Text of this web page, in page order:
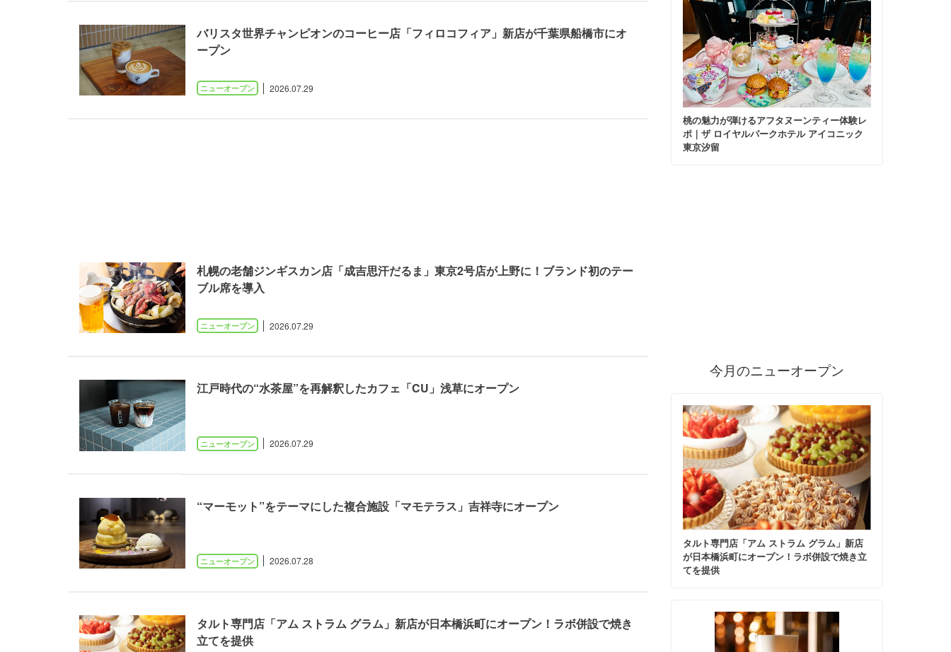
バリスタ世界チャンピオンのコーヒー店「フィロコフィア」新店が千葉県船橋市にオ
ープン
2026.07.29
札幌の老舗ジンギスカン店「成吉思汗だるま」東京2号店が上野に！ブランド初のテー
ブル席を導入
2026.07.29
江戸時代の“水茶屋”を再解釈したカフェ「CU」浅草にオープン
2026.07.29
“マーモット”をテーマにした複合施設「マモテラス」吉祥寺にオープン
2026.07.28
タルト専門店「アム ストラム グラム」新店が日本橋浜町にオープン！ラボ併設で焼き
立てを提供
桃の魅力が弾けるアフタヌーンティー体験レ
ポ｜ザ ロイヤルパークホテル アイコニック
東京汐留
今月のニューオープン
タルト専門店「アム ストラム グラム」新店
が日本橋浜町にオープン！ラボ併設で焼き立
てを提供